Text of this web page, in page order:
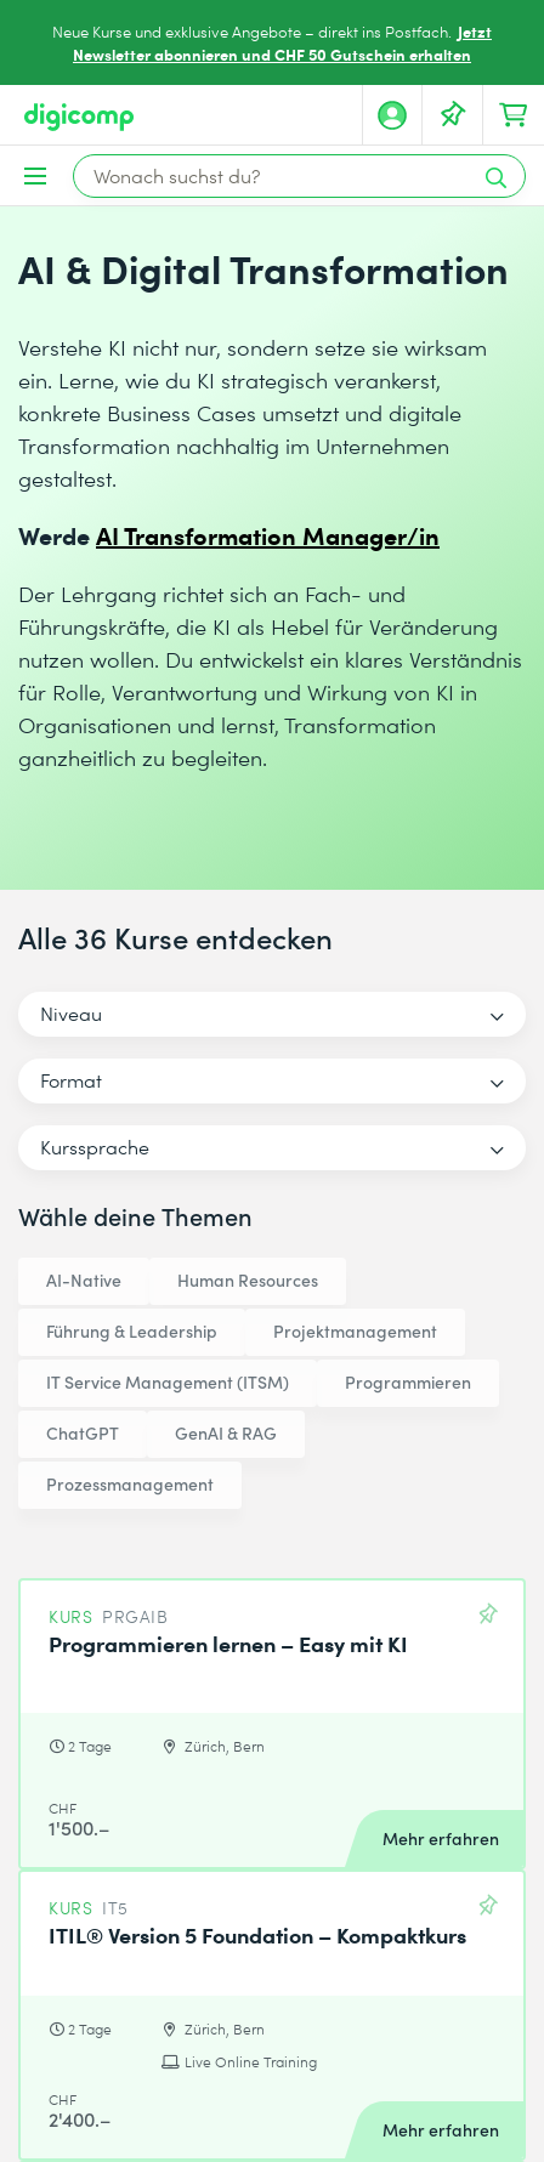
Neue Kurse und exklusive Angebote – direkt ins Postfach. Jetzt
Newsletter abonnieren und CHF 50 Gutschein erhalten
AI & Digital Transformation
Verstehe KI nicht nur, sondern setze sie wirksam
ein. Lerne, wie du KI strategisch verankerst,
konkrete Business Cases umsetzt und digitale
Transformation nachhaltig im Unternehmen
gestaltest.
WerdeAI Transformation Manager/in
Der Lehrgang richtet sich an Fach- und
Führungskräfte, die KI als Hebel für Veränderung
nutzen wollen. Du entwickelst ein klares Verständnis
für Rolle, Verantwortung und Wirkung von KI in
Organisationen und lernst, Transformation
ganzheitlich zu begleiten.
Alle 36 Kurse entdecken
Niveau
Format
Kurssprache
Wähle deine Themen
AI-Native Human Resources
Führung & Leadership Projektmanagement
IT Service Management (ITSM) Programmieren
ChatGPT GenAI & RAG
Prozessmanagement
KURS PRGAIB
Programmieren lernen – Easy mit KI
2 Tage Zürich, Bern
CHF
1'500.– Mehr erfahren
KURS IT5
ITIL® Version 5 Foundation – Kompaktkurs
2 Tage
Zürich, Bern
Live Online Training
CHF
2'400.– Mehr erfahren